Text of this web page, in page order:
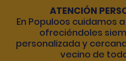
ATENCIÓN
En Populoos cuidamos
ofreciéndoles
personalizada y
vecino de